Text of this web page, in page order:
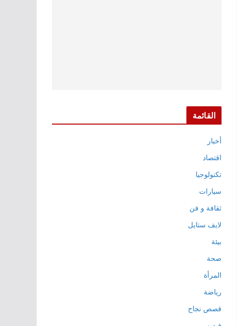
القائمة
أخبار
اقتصاد
تكنولوجيا
سيارات
ثقافة و فن
لايف ستايل
بيئة
صحة
المرأة
رياضة
قصص نجاح